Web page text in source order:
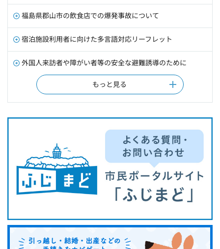
福島県郡山市の飲食店での爆発事故について
宿泊施設利用者に向けた多言語対応リーフレット
外国人来訪者や障がい者等の安全な避難誘導のために
もっと見る